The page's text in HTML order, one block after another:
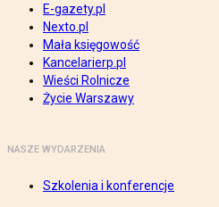
E-gazety.pl
Nexto.pl
Mała księgowość
Kancelarierp.pl
Wieści Rolnicze
Życie Warszawy
NASZE WYDARZENIA
Szkolenia i konferencje